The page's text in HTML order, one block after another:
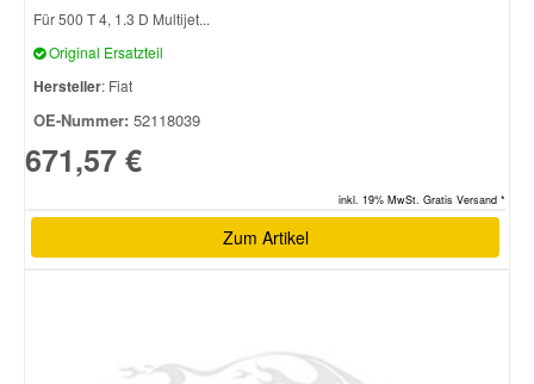
Für 500 T 4, 1.3 D Multijet...
Original Ersatzteil
Hersteller: Fiat
OE-Nummer: 52118039
671,57 €
inkl. 19% MwSt. Gratis Versand *
Zum Artikel